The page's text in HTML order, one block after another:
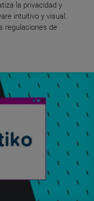
la privacidad y
intuitivo y visual.
regulaciones de